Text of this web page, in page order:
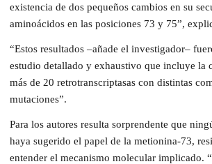
existencia de dos pequeños cambios en su
aminoácidos en las posiciones 73 y 75”,
“Estos resultados –añade el investigador–
estudio detallado y exhaustivo que incluye la
más de 20 retrotranscriptasas con distintas
mutaciones”.
Para los autores resulta sorprendente que
haya sugerido el papel de la metionina-73,
entender el mecanismo molecular implicado.